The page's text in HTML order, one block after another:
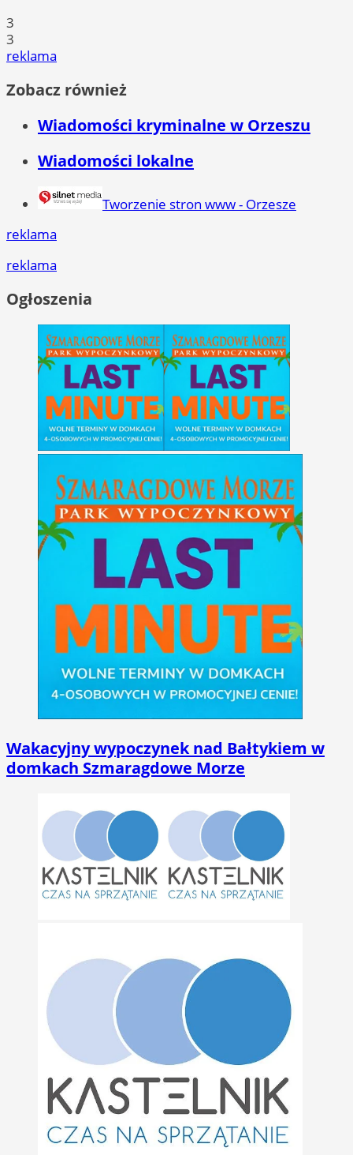
3
3
reklama
Zobacz również
Wiadomości kryminalne w Orzeszu
Wiadomości lokalne
Tworzenie stron www - Orzesze
reklama
reklama
Ogłoszenia
Wakacyjny wypoczynek nad Bałtykiem w
domkach Szmaragdowe Morze